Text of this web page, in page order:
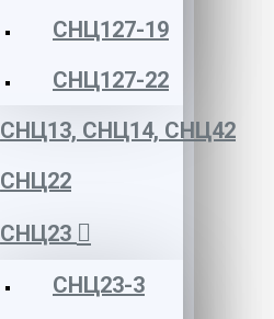
СНЦ127-19
СНЦ127-22
СНЦ13, СНЦ14, СНЦ42
СНЦ22
СНЦ23
СНЦ23-3